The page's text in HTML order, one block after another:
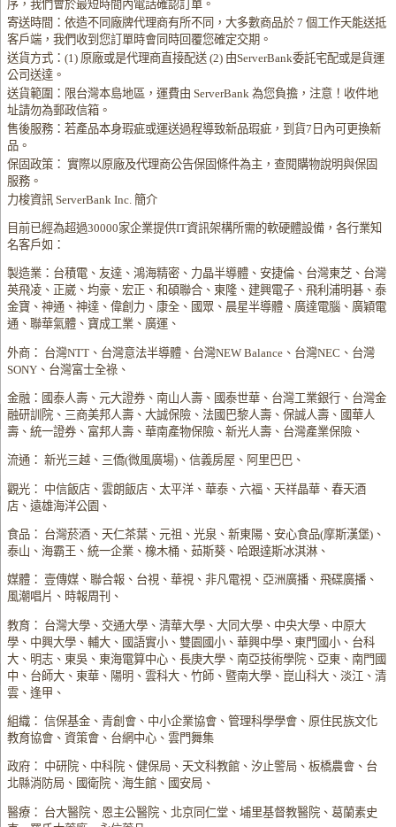
序，我們會於最短時間內電話確認訂單。
寄送時間：依造不同廠牌代理商有所不同，大多數商品於 7 個工作天能送抵
客戶端，我們收到您訂單時會同時回覆您確定交期。
送貨方式：(1) 原廠或是代理商直接配送 (2) 由ServerBank委託宅配或是貨運
公司送達。
送貨範圍：限台灣本島地區，運費由 ServerBank 為您負擔，注意！收件地
址請勿為郵政信箱。
售後服務：若產品本身瑕疵或運送過程導致新品瑕疵，到貨7日內可更換新
品。
保固政策： 實際以原廠及代理商公告保固條件為主，查閱購物說明與保固
服務。
力梭資訊 ServerBank Inc. 簡介
目前已經為超過30000家企業提供IT資訊架構所需的軟硬體設備，各行業知
名客戶如：
製造業：台積電、友達、鴻海精密、力晶半導體、安捷倫、台灣東芝、台灣
英飛凌、正崴、均豪、宏正、和碩聯合、東隆、建興電子、飛利浦明碁、泰
金寶、神通、神達、偉創力、康全、國眾、晨星半導體、廣達電腦、廣穎電
通、聯華氣體、寶成工業、廣運、
外商： 台灣NTT、台灣意法半導體、台灣NEW Balance、台灣NEC、台灣
SONY、台灣富士全祿、
金融：國泰人壽、元大證券、南山人壽、國泰世華、台灣工業銀行、台灣金
融研訓院、三商美邦人壽、大誠保險、法國巴黎人壽、保誠人壽、國華人
壽、統一證券、富邦人壽、華南產物保險、新光人壽、台灣產業保險、
流通： 新光三越、三僑(微風廣場)、信義房屋、阿里巴巴、
觀光： 中信飯店、雲朗飯店、太平洋、華泰、六福、天祥晶華、春天酒
店、遠雄海洋公園、
食品： 台灣菸酒、天仁茶葉、元祖、光泉、新東陽、安心食品(摩斯漢堡)、
泰山、海霸王、統一企業、橡木桶、茹斯葵、哈跟達斯冰淇淋、
媒體： 壹傳媒、聯合報、台視、華視、非凡電視、亞洲廣播、飛碟廣播、
風潮唱片、時報周刊、
教育： 台灣大學、交通大學、清華大學、大同大學、中央大學、中原大
學、中興大學、輔大、國語實小、雙園國小、華興中學、東門國小、台科
大、明志、東吳、東海電算中心、長庚大學、南亞技術學院、亞東、南門國
中、台師大、東華、陽明、雲科大、竹師、暨南大學、崑山科大、淡江、清
雲、逢甲、
組織： 信保基金、青創會、中小企業協會、管理科學學會、原住民族文化
教育協會、資策會、台網中心、雲門舞集
政府： 中研院、中科院、健保局、天文科教館、汐止警局、板橋農會、台
北縣消防局、國衛院、海生館、國安局、
醫療： 台大醫院、恩主公醫院、北京同仁堂、埔里基督教醫院、葛蘭素史